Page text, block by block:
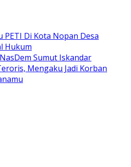
PETI Di Kota Nopan Desa
Hukum
Sumut Iskandar
Mengaku Jadi Korban